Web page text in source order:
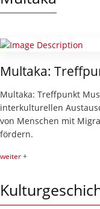
Multaka:
Multaka: Treffpunkt
interkulturellen
von Menschen mit
fördern.
weiter +